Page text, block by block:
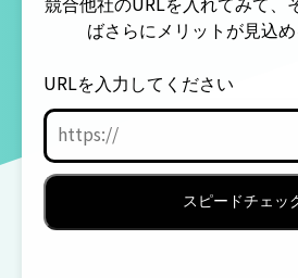
競合他社のURLを入れてみて、
ばさらにメリットが見込め
URLを入力してください